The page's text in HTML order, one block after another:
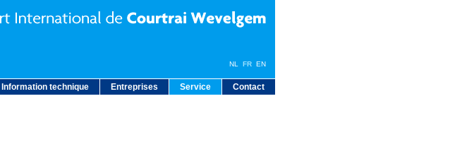
Information technique Entreprises Service Contact
NL FR EN